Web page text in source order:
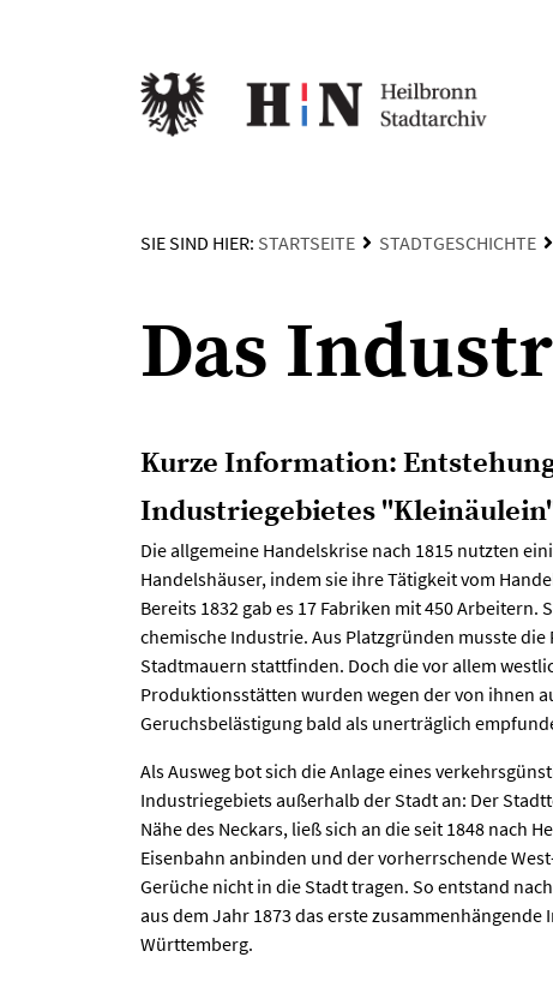
SIE SIND HIER: STARTSEITE STADTGESCHICHTE
Das
Kurze Information:
Industriegebietes
Die allgemeine Handelskrise nach 1815 nutzten
Handelshäuser, indem sie ihre Tätigkeit vom
Bereits 1832 gab es 17 Fabriken mit 450 Arbeitern.
chemische Industrie. Aus Platzgründen musste
Stadtmauern stattfinden. Doch die vor allem
Produktionsstätten wurden wegen der von ihnen
Geruchsbelästigung bald als unerträglich
Als Ausweg bot sich die Anlage eines
Industriegebiets außerhalb der Stadt an: Der
Nähe des Neckars, ließ sich an die seit 1848 nach
Eisenbahn anbinden und der vorherrschende
Gerüche nicht in die Stadt tragen. So entstand
aus dem Jahr 1873 das erste zusammenhängende
Württemberg.